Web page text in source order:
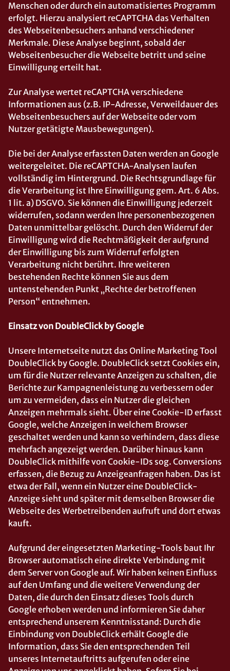
Menschen oder durch ein automatisiertes Programm
erfolgt. Hierzu analysiert reCAPTCHA das Verhalten
des Webseitenbesuchers anhand verschiedener
Merkmale. Diese Analyse beginnt, sobald der
Webseitenbesucher die Webseite betritt und seine
Einwilligung erteilt hat.
Zur Analyse wertet reCAPTCHA verschiedene
Informationen aus (z.B. IP-Adresse, Verweildauer des
Webseitenbesuchers auf der Webseite oder vom
Nutzer getätigte Mausbewegungen).
Die bei der Analyse erfassten Daten werden an Google
weitergeleitet. Die reCAPTCHA-Analysen laufen
vollständig im Hintergrund. Die Rechtsgrundlage für
die Verarbeitung ist Ihre Einwilligung gem. Art. 6 Abs.
1 lit. a) DSGVO. Sie können die Einwilligung jederzeit
widerrufen, sodann werden Ihre personenbezogenen
Daten unmittelbar gelöscht. Durch den Widerruf der
Einwilligung wird die Rechtmäßigkeit der aufgrund
der Einwilligung bis zum Widerruf erfolgten
Verarbeitung nicht berührt. Ihre weiteren
bestehenden Rechte können Sie aus dem
untenstehenden Punkt „Rechte der betroffenen
Person“ entnehmen.
Einsatz von DoubleClick by Google
Unsere Internetseite nutzt das Online Marketing Tool
DoubleClick by Google. DoubleClick setzt Cookies ein,
um für die Nutzer relevante Anzeigen zu schalten, die
Berichte zur Kampagnenleistung zu verbessern oder
um zu vermeiden, dass ein Nutzer die gleichen
Anzeigen mehrmals sieht. Über eine Cookie-ID erfasst
Google, welche Anzeigen in welchem Browser
geschaltet werden und kann so verhindern, dass diese
mehrfach angezeigt werden. Darüber hinaus kann
DoubleClick mithilfe von Cookie-IDs sog. Conversions
erfassen, die Bezug zu Anzeigeanfragen haben. Das ist
etwa der Fall, wenn ein Nutzer eine DoubleClick-
Anzeige sieht und später mit demselben Browser die
Webseite des Werbetreibenden aufruft und dort etwas
kauft.
Aufgrund der eingesetzten Marketing-Tools baut Ihr
Browser automatisch eine direkte Verbindung mit
dem Server von Google auf. Wir haben keinen Einfluss
auf den Umfang und die weitere Verwendung der
Daten, die durch den Einsatz dieses Tools durch
Google erhoben werden und informieren Sie daher
entsprechend unserem Kenntnisstand: Durch die
Einbindung von DoubleClick erhält Google die
Information, dass Sie den entsprechenden Teil
unseres Internetauftritts aufgerufen oder eine